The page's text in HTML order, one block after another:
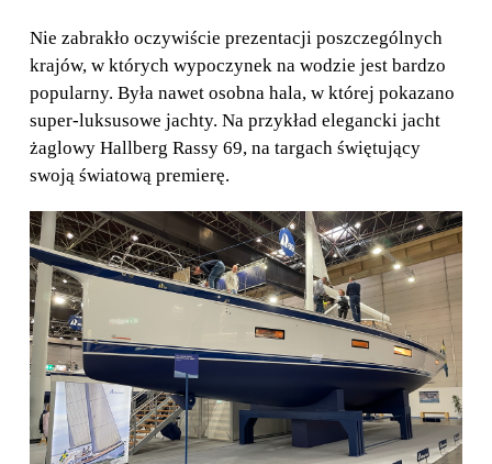
Nie zabrakło oczywiście prezentacji poszczególnych
krajów, w których wypoczynek na wodzie jest bardzo
popularny. Była nawet osobna hala, w której pokazano
super-luksusowe jachty. Na przykład elegancki jacht
żaglowy Hallberg Rassy 69, na targach świętujący
swoją światową premierę.